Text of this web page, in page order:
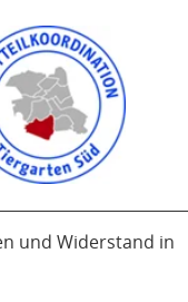
und Widerstand in